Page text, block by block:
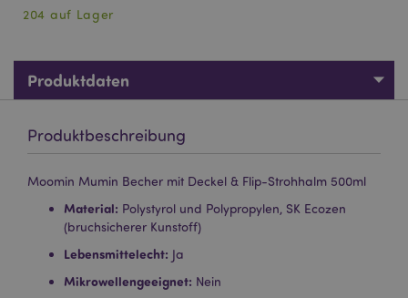
204 auf Lager
Produktdaten
Produktbeschreibung
Moomin Mumin Becher mit Deckel & Flip-Strohhalm 500ml
Material: Polystyrol und Polypropylen, SK Ecozen
(bruchsicherer Kunstoff)
Lebensmittelecht: Ja
Mikrowellengeeignet: Nein